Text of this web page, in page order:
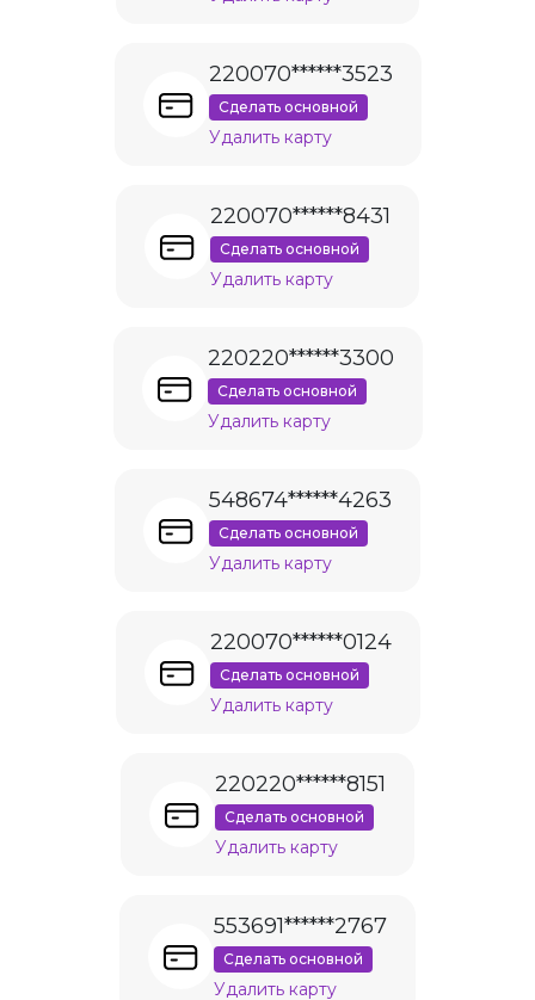
220070******3523
Сделать основной
Удалить карту
220070******8431
Сделать основной
Удалить карту
220220******3300
Сделать основной
Удалить карту
548674******4263
Сделать основной
Удалить карту
220070******0124
Сделать основной
Удалить карту
220220******8151
Сделать основной
Удалить карту
553691******2767
Сделать основной
Удалить карту